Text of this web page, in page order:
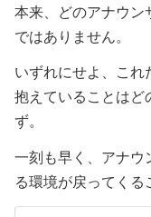
本来、どのアナウン
ではありません。
いずれにせよ、これ
抱えていることはど
ず。
一刻も早く、アナウ
る環境が戻ってくる